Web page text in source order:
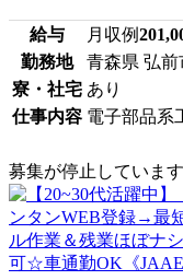
給与 月収例
勤務地
青森県 弘前
寮・社宅 あり
仕事内容 電子部品系
募集が停止しています